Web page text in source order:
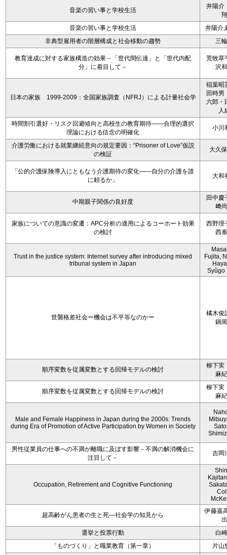
音楽の習い事と学校生活
井陽介
翔
音楽の習い事と学校生活
井陽介,
非典型雇用者の階層構成と社会移動の趨勢
三
教育達成に対する家族構造の効果－「世代間伝達」と「世代内配
分」に着目して－
荒牧草
沢
日本の家族 1999-2009：全国家族調査（NFRJ）による計量社会学
稲葉昭
田時男
六郎・
人
時間割引選好・リスク回避傾向と高校生の教育期待――合理的選択
理論における信念の明確化
小川
介護労働における就業継続意向の規定要因：“Prisoner of Love”仮説
の検証
大久
「公的介護保険導入にともなう介護期待の変化――自分の介護を誰
に頼るか」
大和
中期親子関係の良好度
田中慶
﨑
家族についての意識の変遷：APC分析の適用によるコーホート効果
の検討
西野理
西
Trust in the justice system: Internet survey after introducing mixed
tribunal system in Japan
Fujita,
Syûgo
世襲格差社会ー機会は不平等なのかー
橘木俊
鍋
順序変数を従属変数とする回帰モデルの検討
柳下実
麻
順序変数を従属変数とする回帰モデルの検討
柳下実
麻
Male and Female Happiness in Japan during the 2000s: Trends
during Era of Promotion of Active Participation by Women in Society
男性従業員の仕事への不満が離職に及ぼす影響－不満の解消機会に
注目して－
吉岡
Occupation, Retirement and Cognitive Functioning
超高齢がん患者の生と死―社会学の知見から
伊藤嘉
出
選挙と投票行動
白
「ものづくり」と職業教育（第一章）
片山